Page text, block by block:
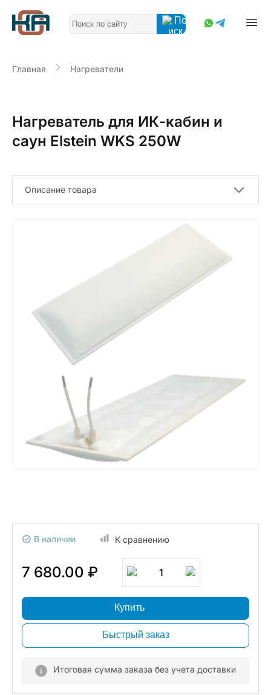
Главная Нагреватели
Нагреватель для ИК-кабин и
саун Elstein WKS 250W
Описание товара
В наличии К сравнению
7 680.00 ₽ 1
Купить
Быстрый заказ
Итоговая сумма заказа без учета доставки